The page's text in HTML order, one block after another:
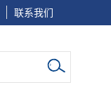
联系我们